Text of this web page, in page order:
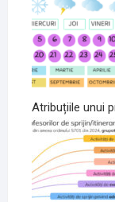
Atribuțiile unui